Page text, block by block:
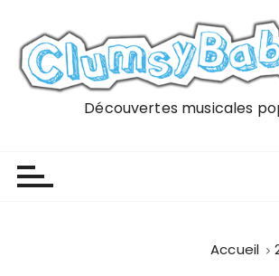
Découvertes musicales
Accueil